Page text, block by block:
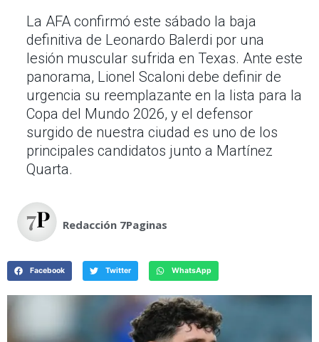
La AFA confirmó este sábado la baja
definitiva de Leonardo Balerdi por una
lesión muscular sufrida en Texas. Ante este
panorama, Lionel Scaloni debe definir de
urgencia su reemplazante en la lista para la
Copa del Mundo 2026, y el defensor
surgido de nuestra ciudad es uno de los
principales candidatos junto a Martínez
Quarta.
Redacción 7Paginas
Facebook Twitter WhatsApp